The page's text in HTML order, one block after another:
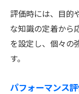
思考力
土木評
評価時には、目的
な知識の定着から
を設定し、個々の
す。
パフォーマンス